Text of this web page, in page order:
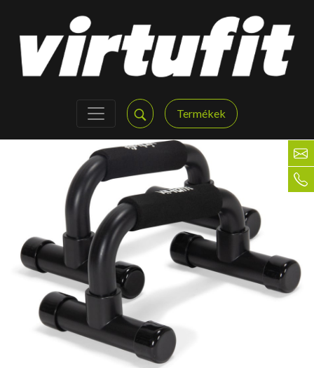
Termékek